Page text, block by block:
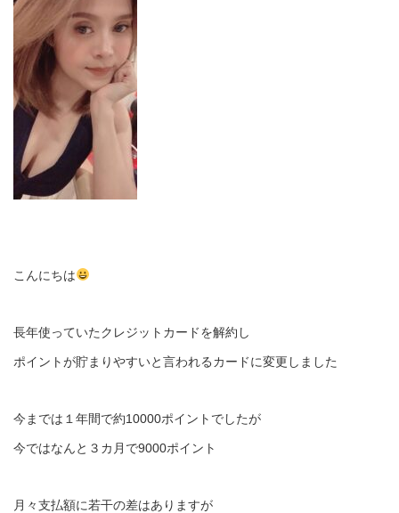
こんにちは
長年使っていたクレジットカードを解約し
ポイントが貯まりやすいと言われるカードに変更しました
今までは１年間で約10000ポイントでしたが
今ではなんと３カ月で9000ポイント
月々支払額に若干の差はありますが